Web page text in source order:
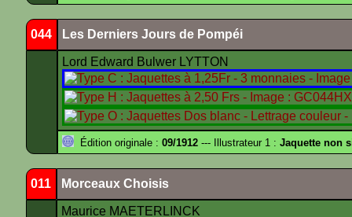
044 Les Derniers Jours de Pompéi
Lord Edward Bulwer LYTTON
Édition originale : 09/1912 --- Illustrateur 1 : Jaquette non
011 Morceaux Choisis
Maurice MAETERLINCK